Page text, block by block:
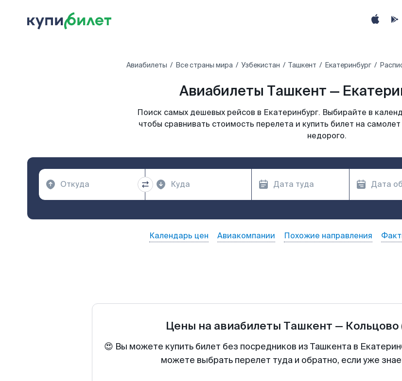
Авиабилеты Все страны мира Узбекистан Ташкент Екатеринбург
Авиабилеты Ташкент —
Поиск самых дешевых рейсов в Екатеринбург. Выбирайте в
чтобы сравнивать стоимость перелета и купить билет на
недорого.
Календарь цен Авиакомпании Похожие направления
Цены на авиабилеты Ташкент — Кольцово
😍 Вы можете купить билет без посредников из Ташкента в
можете выбрать перелет туда и обратно, если уже